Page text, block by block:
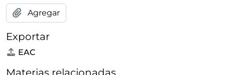
Agregar
Exportar
EAC
Materias relacionadas